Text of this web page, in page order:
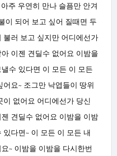
주 우연히 만나 슬픔만 안겨
이 되어 보고 싶어 질때면 두
불러 보고 싶지만 어디에선가
이젠 견딜수 없어요 이밤을
수 있다면 이 모든 이 모든
요~ 조그만 낙엽들이 땅위
없어요 어디에선가 당신
견딜수 없어요 이밤을 이밤
다면~ 이 모든 이 모든 내
~ 이밤을 이밤을 다시한번